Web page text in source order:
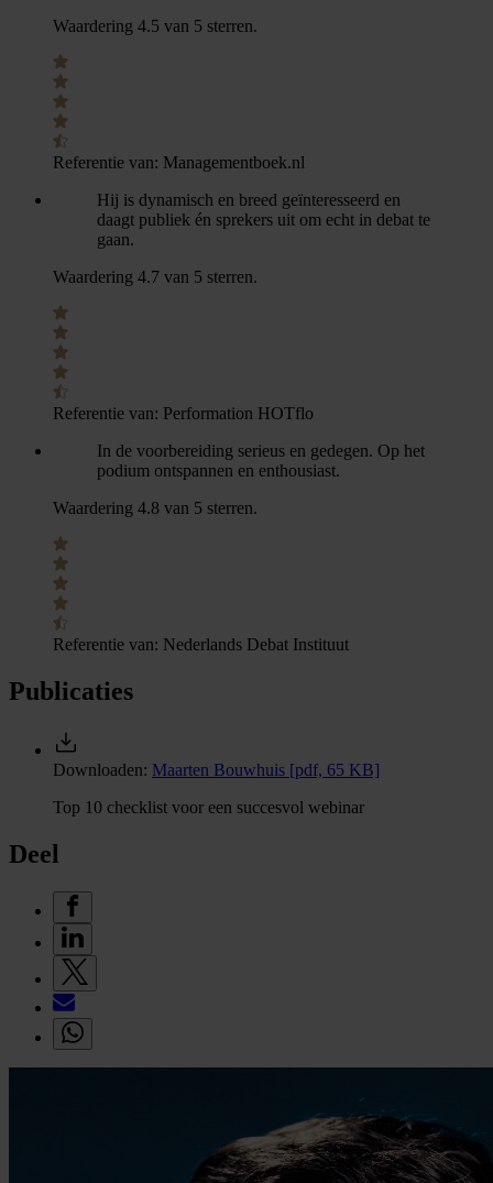
Waardering 4.5 van 5 sterren.
Referentie van: Managementboek.nl
Hij is dynamisch en breed geïnteresseerd en
daagt publiek én sprekers uit om echt in debat te
gaan.
Waardering 4.7 van 5 sterren.
Referentie van: Performation HOTflo
In de voorbereiding serieus en gedegen. Op het
podium ontspannen en enthousiast.
Waardering 4.8 van 5 sterren.
Referentie van: Nederlands Debat Instituut
Publicaties
Downloaden: Maarten Bouwhuis [pdf, 65 KB]
Top 10 checklist voor een succesvol webinar
Deel